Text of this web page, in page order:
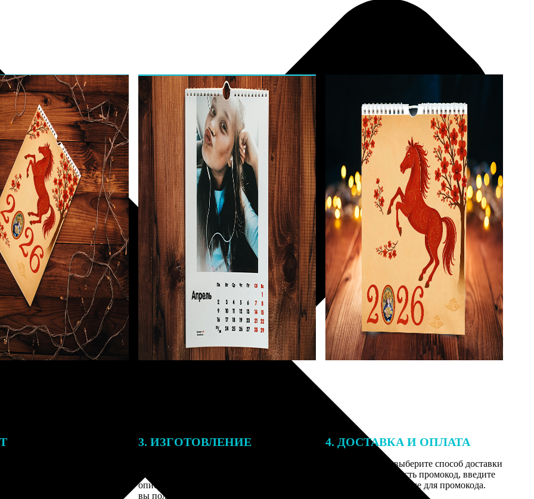
3. ИЗГОТОВЛЕНИЕ
описанием заказа. Когда отправим заказ
вы получите письмо с трек-номером для
4. ДОСТАВКА И ОПЛАТА
Введите адрес и выберите способ доставки
заказа. Если у вас есть промокод, введите
его в специальное поле для промокода.